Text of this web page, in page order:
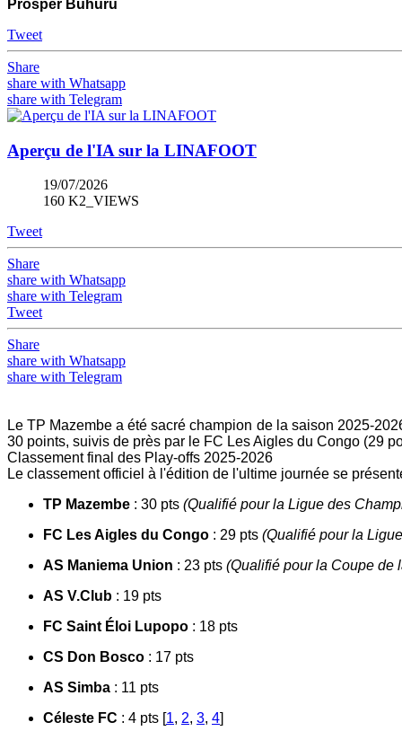
Prosper Buhuru
Tweet
Share
share with Whatsapp
share with Telegram
Aperçu de l'IA sur la LINAFOOT
19/07/2026
160 K2_VIEWS
Tweet
Share
share with Whatsapp
share with Telegram
Tweet
Share
share with Whatsapp
share with Telegram
Le TP Mazembe a été sacré champion de la saison 2025-
30 points, suivis de près par le FC Les Aigles du Congo (29
Classement final des Play-offs 2025-2026
Le classement officiel à l'édition de l'ultime journée se
TP Mazembe : 30 pts (Qualifié pour la Ligue des
FC Les Aigles du Congo : 29 pts (Qualifié pour la
AS Maniema Union : 23 pts (Qualifié pour la Coupe de
AS V.Club : 19 pts
FC Saint Éloi Lupopo : 18 pts
CS Don Bosco : 17 pts
AS Simba : 11 pts
Céleste FC : 4 pts [1, 2, 3, 4]